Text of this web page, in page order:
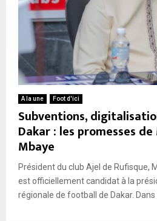
A la une Foot d'ici
Subventions,
Dakar : les promesses
Mbaye
Président du club Ajel de Rufisque,
est officiellement candidat à la
régionale de football de Dakar. Dans